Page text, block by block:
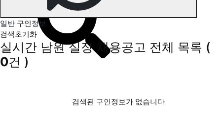
일반 구인정보
검색초기화
실시간 남원 실장 채용공고 전체 목록 (
0건 )
검색된 구인정보가 없습니다